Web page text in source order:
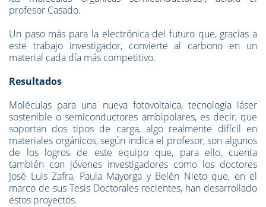
profesor Casado.
Un paso más para la electrónica del futuro que, gracias a
este trabajo investigador, convierte al carbono en un
material cada día más competitivo.
Resultados
Moléculas para una nueva fotovoltaica, tecnología láser
sostenible o semiconductores ambipolares, es decir, que
soportan dos tipos de carga, algo realmente difícil en
materiales orgánicos, según indica el profesor, son algunos
de los logros de este equipo que, para ello, cuenta
también con jóvenes investigadores como los doctores
José Luis Zafra, Paula Mayorga y Belén Nieto que, en el
marco de sus Tesis Doctorales recientes, han desarrollado
estos proyectos.